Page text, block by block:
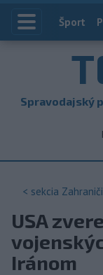
Index
Šport
Spravodajský
< sekcia
USA
Iránom